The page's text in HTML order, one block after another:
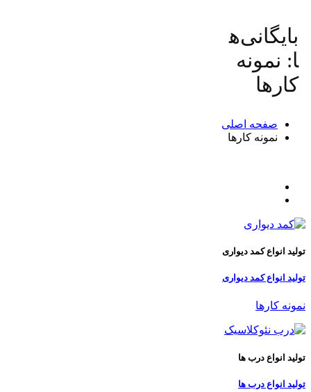
بایگانی‌ه
ا: نمونه
کارها
صفحه اصلی
نمونه کارها
تولید انواع کمد دیواری
تولید انواع کمد دیواری
نمونه کارها
تولید انواع درب ها
تولید انواع درب ها